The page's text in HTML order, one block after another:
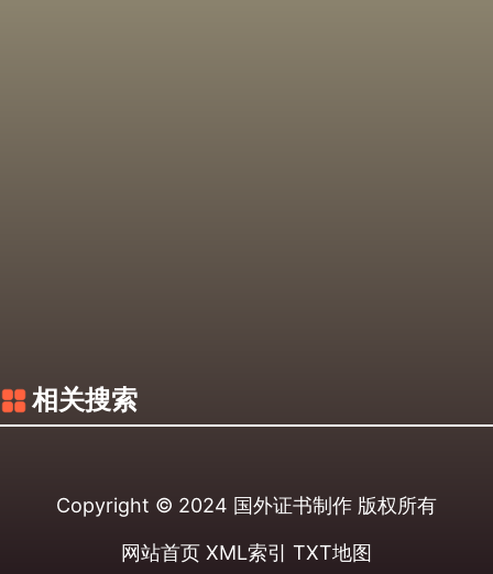
相关搜索
Copyright © 2024 国外证书制作 版权所有
网站首页 XML索引 TXT地图